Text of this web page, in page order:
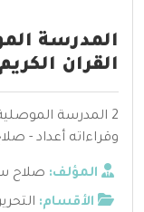
المدرسة
القران
2 المدرسة
وقراءاته أعداد -
المؤلف: صلاح
الأقسام: